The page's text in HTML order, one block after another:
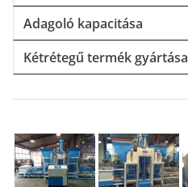
Adagoló kapacitása
Kétrétegű termék gyártása